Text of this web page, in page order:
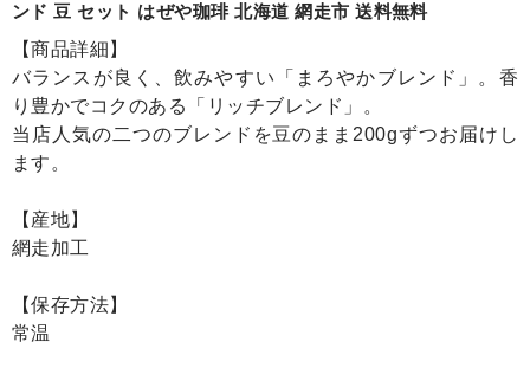
ンド 豆 セット はぜや珈琲 北海道 網走市 送料無料
【商品詳細】
バランスが良く、飲みやすい「まろやかブレンド」。香
り豊かでコクのある「リッチブレンド」。
当店人気の二つのブレンドを豆のまま200gずつお届けし
ます。
【産地】
網走加工
【保存方法】
常温